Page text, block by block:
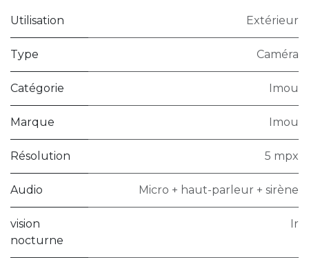
Utilisation Extérieur
Type Caméra
Catégorie Imou
Marque Imou
Résolution 5 mpx
Audio Micro + haut-parleur + sirène
vision
nocturne
Ir